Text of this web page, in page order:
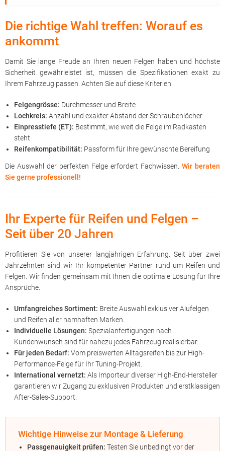
Die richtige Wahl treffen: Worauf es
ankommt
Damit Sie lange Freude an Ihren neuen Felgen haben und höchste
Sicherheit gewährleistet ist, müssen die Spezifikationen exakt zu
Ihrem Fahrzeug passen. Achten Sie auf diese Kriterien:
Felgengrösse: Durchmesser und Breite
Lochkreis: Anzahl und exakter Abstand der Schraubenlöcher
Einpresstiefe (ET): Bestimmt, wie weit die Felge im Radkasten
steht
Reifenkompatibilität: Passform für Ihre gewünschte Bereifung
Die Auswahl der perfekten Felge erfordert Fachwissen. Wir beraten
Sie gerne professionell!
Ihr Experte für Reifen und Felgen –
Seit über 20 Jahren
Profitieren Sie von unserer langjährigen Erfahrung. Seit über zwei
Jahrzehnten sind wir Ihr kompetenter Partner rund um Reifen und
Felgen. Wir finden gemeinsam mit Ihnen die optimale Lösung für Ihre
Ansprüche.
Umfangreiches Sortiment: Breite Auswahl exklusiver Alufelgen
und Reifen aller namhaften Marken.
Individuelle Lösungen: Spezialanfertigungen nach
Kundenwunsch sind für nahezu jedes Fahrzeug realisierbar.
Für jeden Bedarf: Vom preiswerten Alltagsreifen bis zur High-
Performance-Felge für Ihr Tuning-Projekt.
International vernetzt: Als Importeur diverser High-End-Hersteller
garantieren wir Zugang zu exklusiven Produkten und erstklassigen
After-Sales-Support.
Wichtige Hinweise zur Montage & Lieferung
Passgenauigkeit prüfen: Testen Sie unbedingt vor der